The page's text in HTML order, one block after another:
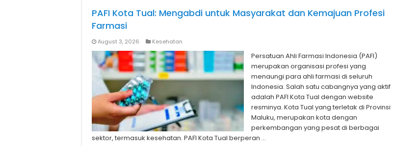
PAFI Kota Tual: Mengabdi untuk Masyarakat dan Kemajuan Profesi
Farmasi
August 3, 2026 Kesehatan
Persatuan Ahli Farmasi Indonesia (PAFI)
merupakan organisasi profesi yang
menaungi para ahli farmasi di seluruh
Indonesia. Salah satu cabangnya yang aktif
adalah PAFI Kota Tual dengan website
resminya. Kota Tual yang terletak di Provinsi
Maluku, merupakan kota dengan
perkembangan yang pesat di berbagai
sektor, termasuk kesehatan. PAFI Kota Tual berperan …